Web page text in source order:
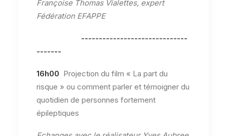
Françoise Thomas Vialettes, expert
Fédération EFAPPE
------------------------------
-------
16h00 Projection du film « La part du
risque » ou comment parler et témoigner du
quotidien de personnes fortement
épileptiques